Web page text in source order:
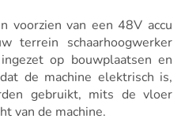
voorzien van een 48V accu
terrein schaarhoogwerker
op bouwplaatsen en
de machine elektrisch is,
gebruikt, mits de vloer
van de machine.